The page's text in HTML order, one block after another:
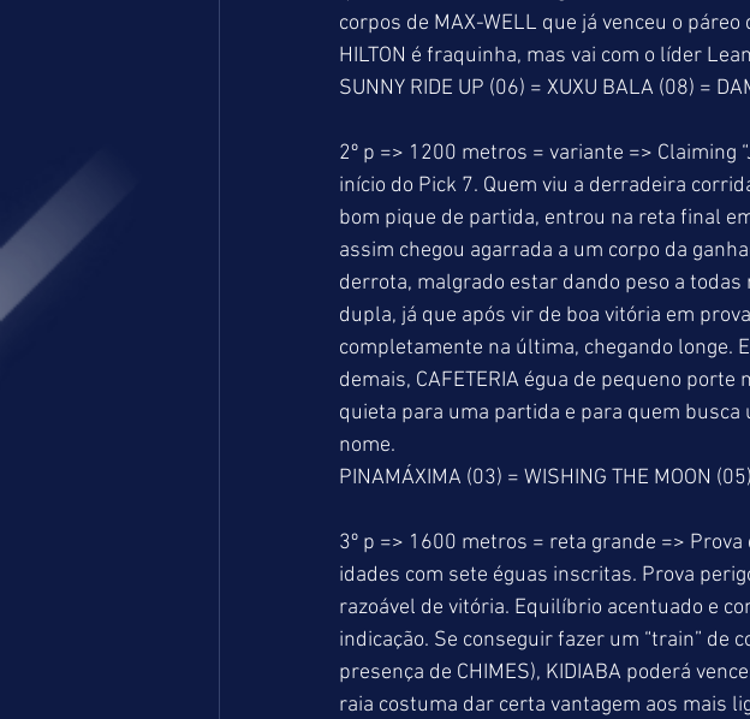
corpos de MAX-WELL que já venceu o
HILTON é fraquinha, mas vai com o líder
SUNNY RIDE UP (06) = XUXU BALA (08) =
2º p => 1200 metros = variante => Claiming
início do Pick 7. Quem viu a derradeira
bom pique de partida, entrou na reta final
assim chegou agarrada a um corpo da
derrota, malgrado estar dando peso a todas
dupla, já que após vir de boa vitória em
completamente na última, chegando longe.
demais, CAFETERIA égua de pequeno
quieta para uma partida e para quem
nome.
PINAMÁXIMA (03) = WISHING THE MOON
3º p => 1600 metros = reta grande =>
idades com sete éguas inscritas. Prova
razoável de vitória. Equilíbrio acentuado e
indicação. Se conseguir fazer um “train” de
presença de CHIMES), KIDIABA poderá
raia costuma dar certa vantagem aos mais